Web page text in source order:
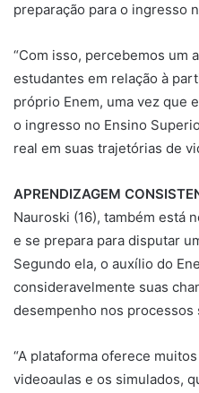
preparação para o ingresso
“Com isso, percebemos um
estudantes em relação à
próprio Enem, uma vez que
o ingresso no Ensino
real em suas trajetórias de
APRENDIZAGEM
Nauroski (16), também está
e se prepara para disputar
Segundo ela, o auxílio do
consideravelmente suas
desempenho nos
“A plataforma oferece
videoaulas e os simulados,